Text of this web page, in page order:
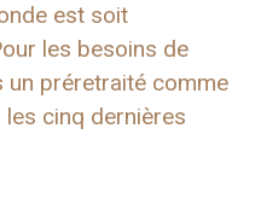
est soit
les besoins de
un préretraité comme
cinq dernières